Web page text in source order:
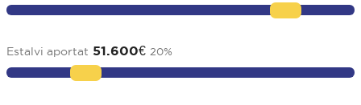
Estalvi aportat 51.600€ 20%